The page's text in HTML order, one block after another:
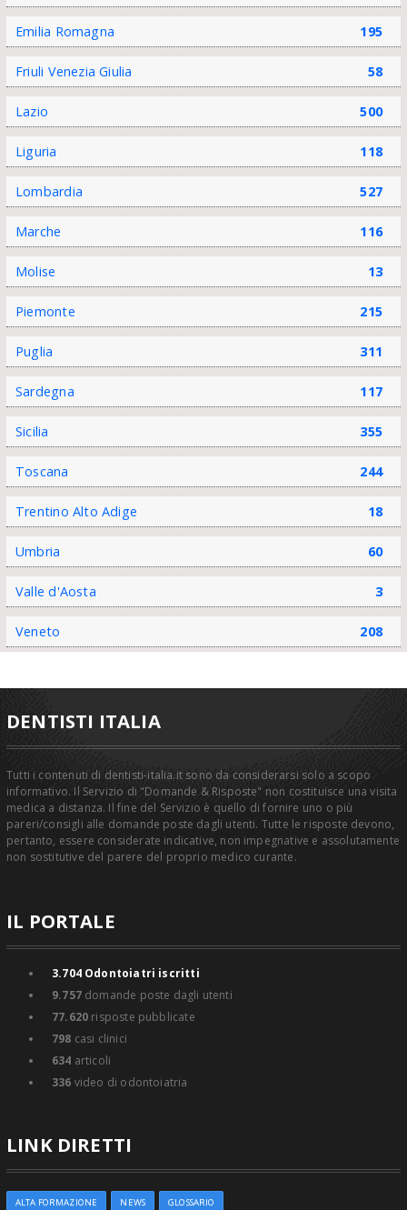
Emilia Romagna 195
Friuli Venezia Giulia 58
Lazio 500
Liguria 118
Lombardia 527
Marche 116
Molise 13
Piemonte 215
Puglia 311
Sardegna 117
Sicilia 355
Toscana 244
Trentino Alto Adige 18
Umbria 60
Valle d'Aosta 3
Veneto 208
DENTISTI ITALIA
Tutti i contenuti di dentisti-italia.it sono da considerarsi solo a scopo
informativo. Il Servizio di "Domande & Risposte" non costituisce una visita
medica a distanza. Il fine del Servizio è quello di fornire uno o più
pareri/consigli alle domande poste dagli utenti. Tutte le risposte devono,
pertanto, essere considerate indicative, non impegnative e assolutamente
non sostitutive del parere del proprio medico curante.
IL PORTALE
3.704Odontoiatri iscritti
9.757domande poste dagli utenti
77.620 risposte pubblicate
798 casi clinici
634 articoli
336 video di odontoiatria
LINK DIRETTI
ALTA FORMAZIONE NEWS GLOSSARIO